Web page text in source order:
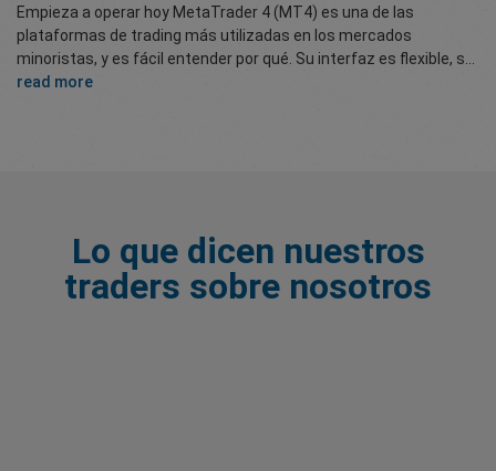
Empieza a operar hoy MetaTrader 4 (MT4) es una de las
plataformas de trading más utilizadas en los mercados
minoristas, y es fácil entender por qué. Su interfaz es flexible, s...
read more
Lo que dicen nuestros
traders sobre nosotros